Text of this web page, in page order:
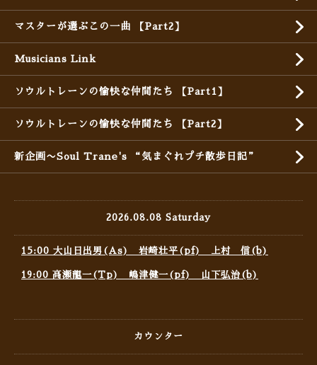
マスターが選ぶこの一曲 【Part2】
Musicians Link
ソウルトレーンの愉快な仲間たち 【Part1】
ソウルトレーンの愉快な仲間たち 【Part2】
新企画〜Soul Trane's “気まぐれプチ散歩日記”
2026.08.08 Saturday
15:00 大山日出男(As) 岩崎壮平(pf) 上村 信(b)
19:00 高瀬龍一(Tp) 嶋津健一(pf) 山下弘治(b)
カウンター